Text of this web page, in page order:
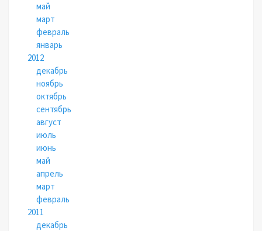
май
март
февраль
январь
2012
декабрь
ноябрь
октябрь
сентябрь
август
июль
июнь
май
апрель
март
февраль
2011
декабрь